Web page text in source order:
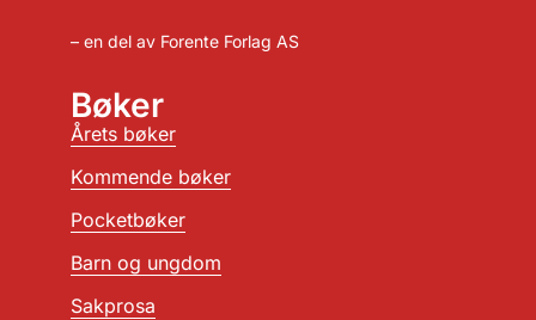
– en del av Forente Forlag AS
Bøker
Årets bøker
Kommende bøker
Pocketbøker
Barn og ungdom
Sakprosa